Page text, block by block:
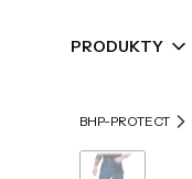
PRODUKTY
BHP-PROTECT